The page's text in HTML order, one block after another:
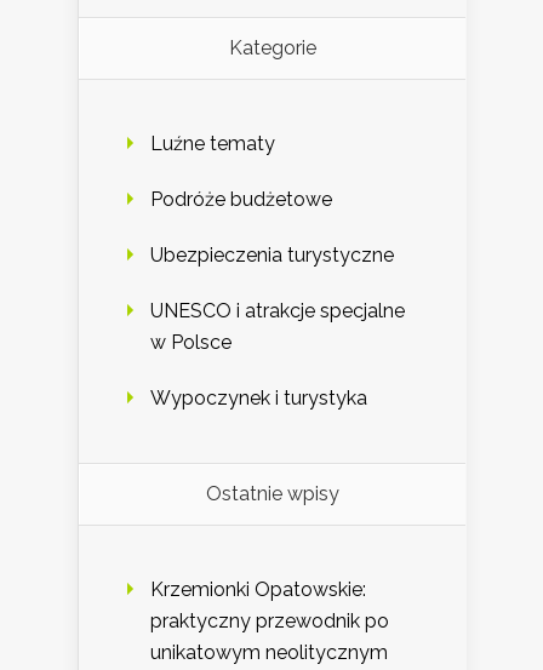
Kategorie
Luźne tematy
Podróże budżetowe
Ubezpieczenia turystyczne
UNESCO i atrakcje specjalne
w Polsce
Wypoczynek i turystyka
Ostatnie wpisy
Krzemionki Opatowskie:
praktyczny przewodnik po
unikatowym neolitycznym